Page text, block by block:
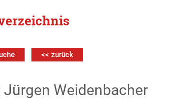
<< zurück
Weidenbacher